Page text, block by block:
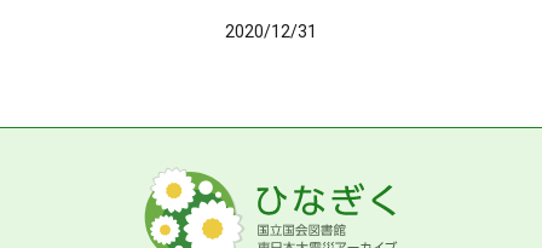
2020/12/31